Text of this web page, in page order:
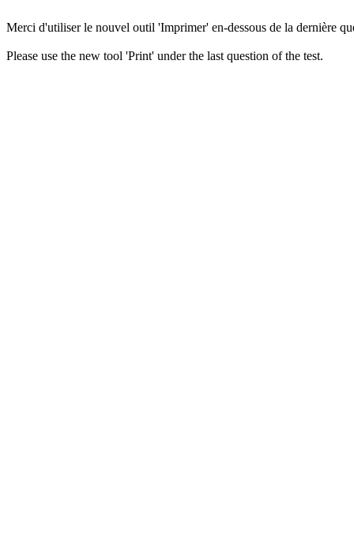
Merci d'utiliser le nouvel outil 'Imprimer' en-dessous de la dernière
Please use the new tool 'Print' under the last question of the test.